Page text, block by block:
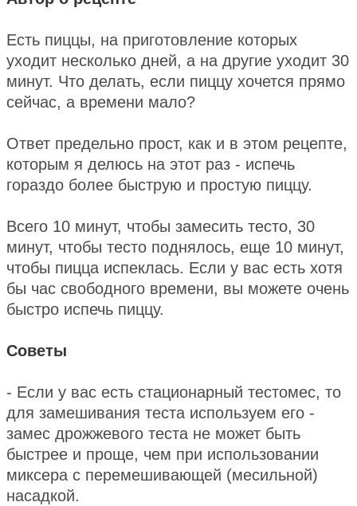
Есть пиццы, на приготовление которых
уходит несколько дней, а на другие уходит 30
минут. Что делать, если пиццу хочется прямо
сейчас, а времени мало?
Ответ предельно прост, как и в этом рецепте,
которым я делюсь на этот раз - испечь
гораздо более быструю и простую пиццу.
Всего 10 минут, чтобы замесить тесто, 30
минут, чтобы тесто поднялось, еще 10 минут,
чтобы пицца испеклась. Если у вас есть хотя
бы час свободного времени, вы можете очень
быстро испечь пиццу.
Советы
- Если у вас есть стационарный тестомес, то
для замешивания теста используем его -
замес дрожжевого теста не может быть
быстрее и проще, чем при использовании
миксера с перемешивающей (месильной)
насадкой.